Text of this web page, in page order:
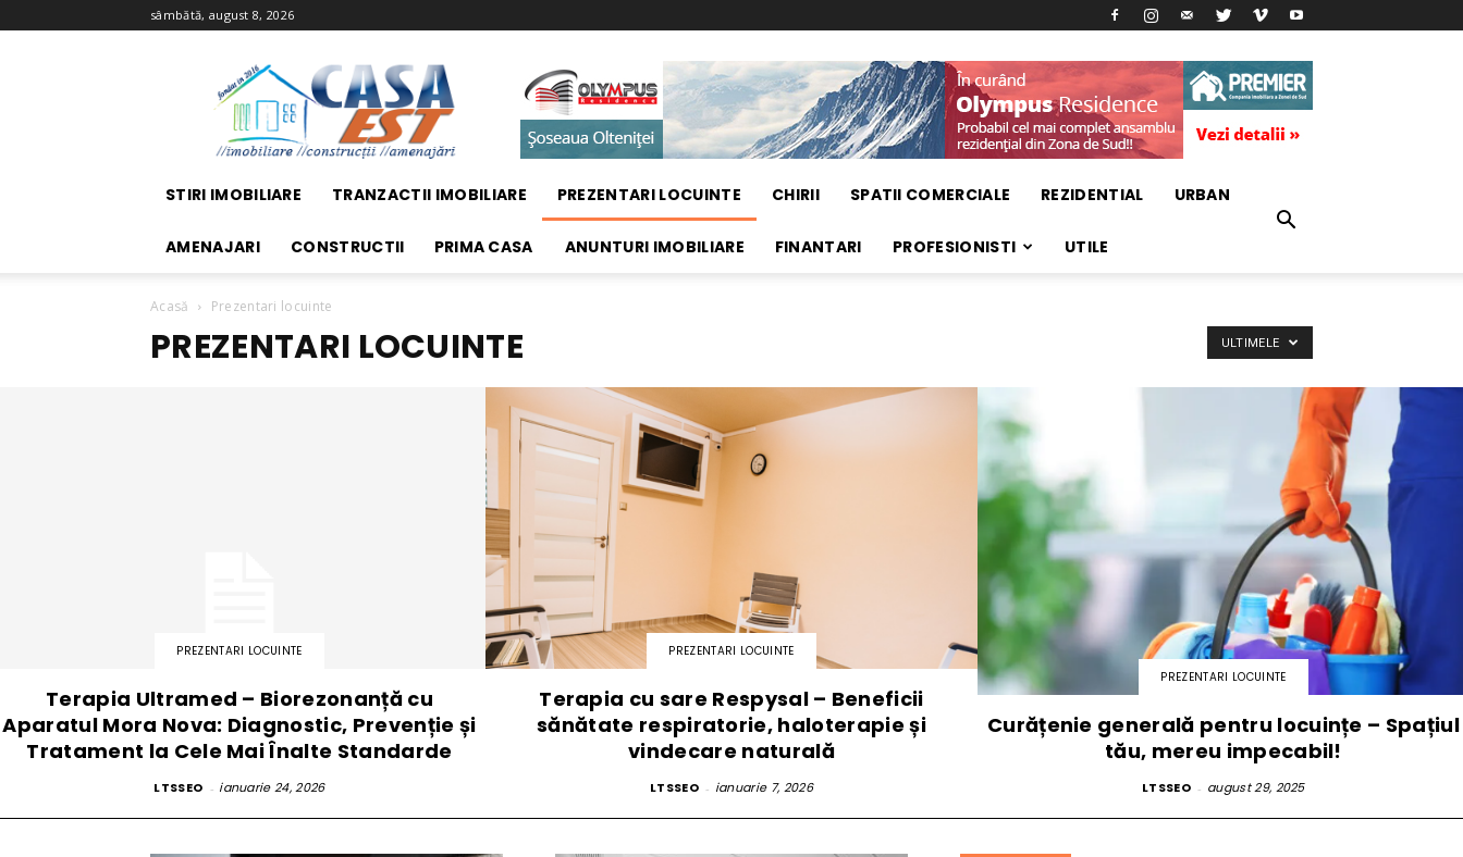
sâmbătă, august 8, 2026
EST
STIRI IMOBILIARE TRANZACTII IMOBILIARE PREZENTARI LOCUINTE CHIRII SPATII COMERCIALE REZIDENTIAL URBAN
AMENAJARI CONSTRUCTII PRIMA CASA ANUNTURI IMOBILIARE FINANTARI PROFESIONISTI UTILE
Acasă Prezentari locuinte
PREZENTARI LOCUINTE ULTIMELE
PREZENTARI LOCUINTE
Terapia Ultramed – Biorezonanță cu
Aparatul Mora Nova: Diagnostic, Prevenție și
Tratament la Cele Mai Înalte Standarde
LTSSEO - ianuarie 24, 2026
PREZENTARI LOCUINTE
Terapia cu sare Respysal – Beneficii
sănătate respiratorie, haloterapie și
vindecare naturală
LTSSEO - ianuarie 7, 2026
PREZENTARI LOCUINTE
Curățenie generală pentru locuințe – Spațiul
tău, mereu impecabil!
LTSSEO - august 29, 2025